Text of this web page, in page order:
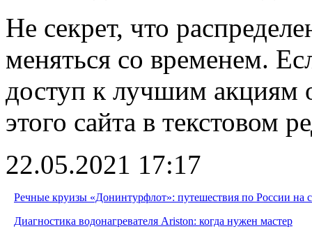
Не секрет, что
меняться со временем.
доступ к лучшим акциям
этого сайта в текстовом
22.05.2021 17:17
Речные круизы «Донинтурфлот»: путешествия по России на
Диагностика водонагревателя Ariston: когда нужен мастер